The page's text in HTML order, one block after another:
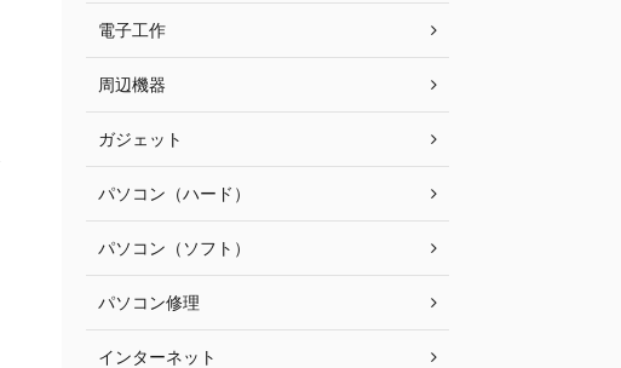
電子工作
周辺機器
ガジェット
パソコン（ハード）
パソコン（ソフト）
パソコン修理
インターネット